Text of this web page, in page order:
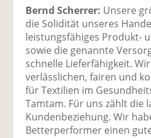
Bernd Scherrer: Unsere
die Solidität unseres
leistungsfähiges Produkt-
sowie die genannte
schnelle Lieferfähigkeit.
verlässlichen, fairen und
für Textilien im
Tamtam. Für uns zählt die
Kundenbeziehung. Wir
Betterperformer einen